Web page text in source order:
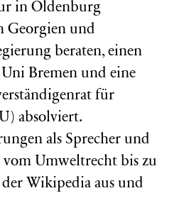
in Oldenburg
Georgien und
beraten, einen
Bremen und eine
für
) absolviert.
als Sprecher und
Umweltrecht bis zu
Wikipedia aus und